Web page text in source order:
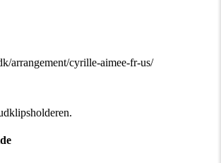
arrangement/cyrille-aimee-fr-us/